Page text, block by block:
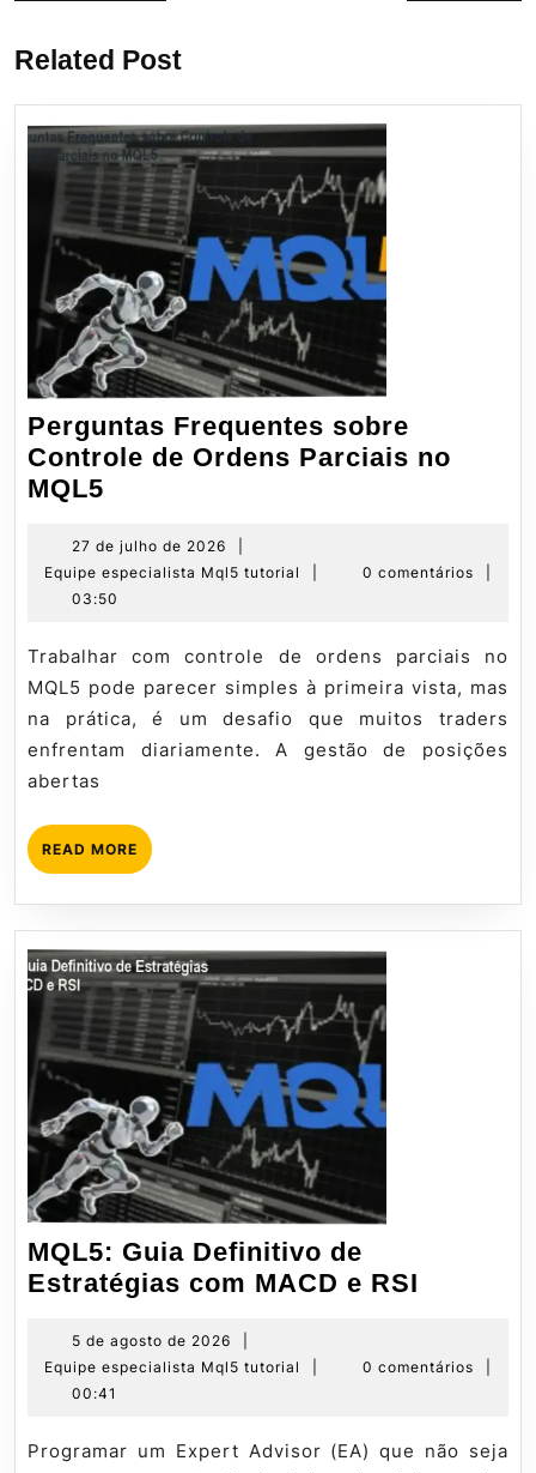
anterior: post:
Related Post
Perguntas Frequentes sobre
Controle de Ordens Parciais no
MQL5
sobre
Controle
de
Parciais
no
MQL5
27 de julho de 2026
de
2026
Equipe especialista Mql5 tutorial
tutorial
0 comentários
03:50
Trabalhar com controle de ordens parciais no
MQL5 pode parecer simples à primeira vista, mas
na prática, é um desafio que muitos traders
enfrentam diariamente. A gestão de posições
abertas
READ MORE READ
MORE
MQL5: Guia Definitivo de
Estratégias com MACD e RSI
de
com
5 de agosto de 2026
de
2026
Equipe especialista Mql5 tutorial
tutorial
0 comentários
00:41
Programar um Expert Advisor (EA) que não seja